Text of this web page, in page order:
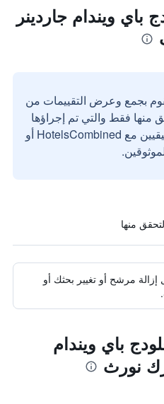
باي ويندام جاردينر
بجمع وعرض التقييمات من
منها فقط والتي تم إجراؤها
بواسطة مستخدمين حقيقيين مع HotelsCombined أو
إزالة مرشح أو تغيير بحثك أو
باي ويندام
نورث